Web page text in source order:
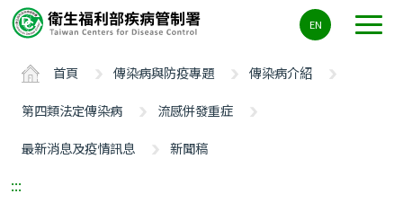
要
ALT+C
EN
首頁 傳染病與防疫專題
傳染病介紹
第四類法定傳染病
流感併發重症
最新消息及疫情訊息
新聞稿
:::